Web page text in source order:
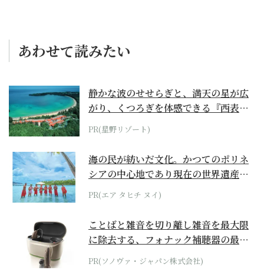
あわせて読みたい
静かな波のせせらぎと、満天の星が広
がり、くつろぎを体感できる『西表島
ホテル by...
PR(星野リゾート)
海の民が紡いだ文化。かつてのポリネ
シアの中心地であり現在の世界遺産か
らみえてくる...
PR(エア タヒチ ヌイ)
ことばと雑音を切り離し雑音を最大限
に除去する、フォナック補聴器の最上
位モデル
PR(ソノヴァ・ジャパン株式会社)